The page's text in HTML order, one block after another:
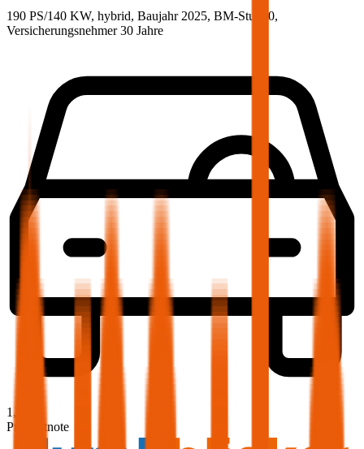
190 PS/140 KW, hybrid, Baujahr 2025, BM-Stufe 0,
Versicherungsnehmer 30 Jahre
1,9
Produktnote